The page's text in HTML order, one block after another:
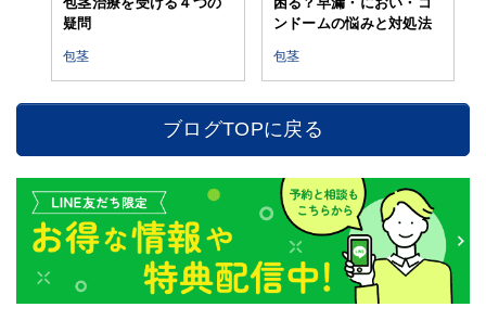
疑問
包茎
ンドームの悩みと対処法
包茎
ブログTOPに戻る